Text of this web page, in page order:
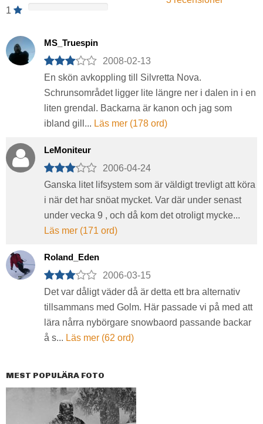
1
MS_Truespin
2008-02-13
En skön avkoppling till Silvretta Nova.
Schrunsområdet ligger lite längre ner i dalen in i en
liten grendal. Backarna är kanon och jag som
ibland gill... Läs mer (178 ord)
LeMoniteur
2006-04-24
Ganska litet lifsystem som är väldigt trevligt att köra
i när det har snöat mycket. Var där under senast
under vecka 9 , och då kom det otroligt mycke...
Läs mer (171 ord)
Roland_Eden
2006-03-15
Det var dåligt väder då är detta ett bra alternativ
tillsammans med Golm. Här passade vi på med att
lära nårra nybörgare snowbaord passande backar
å s... Läs mer (62 ord)
MEST POPULÄRA FOTO